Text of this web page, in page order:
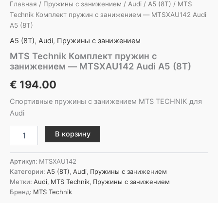
Главная / Пружины с занижением / Audi / A5 (8T) / MTS
Technik Комплект пружин с занижением — MTSXAU142 Audi
A5 (8T)
A5 (8T), Audi, Пружины с занижением
MTS Technik Комплект пружин с
занижением — MTSXAU142 Audi A5 (8T)
€ 194.00
Спортивные пружины с занижением MTS TECHNIK для
Audi
товара
Technik
Комплект
пружин
с
занижением
В корзину
Артикул: MTSXAU142
Категории: A5 (8T), Audi, Пружины с занижением
Метки: Audi, MTS Technik, Пружины с занижением
Бренд: MTS Technik